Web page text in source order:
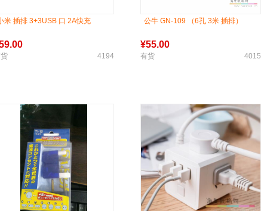
米 插排 3+3USB 口 2A快充
4194
公牛 GN-109 （6孔 3米 插排）
¥55.00
有货 4015